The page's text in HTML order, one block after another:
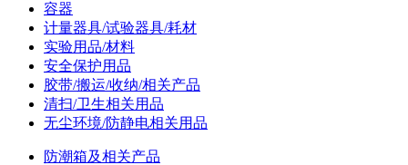
容器
计量器具/试验器具/耗材
实验用品/材料
安全保护用品
胶带/搬运/收纳/相关产品
清扫/卫生相关用品
无尘环境/防静电相关用品
防潮箱及相关产品